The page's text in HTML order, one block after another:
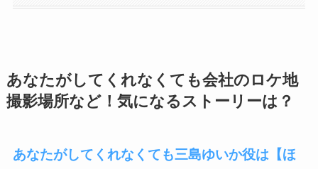
あなたがしてくれなくても会社のロケ地
撮影場所など！気になるストーリーは？
あなたがしてくれなくても三島ゆいか役は【ほ